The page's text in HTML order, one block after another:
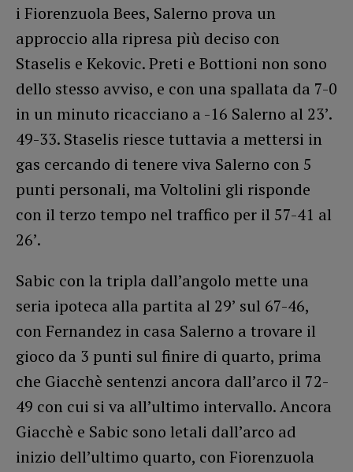
i Fiorenzuola Bees, Salerno prova un
approccio alla ripresa più deciso con
Staselis e Kekovic. Preti e Bottioni non sono
dello stesso avviso, e con una spallata da 7-0
in un minuto ricacciano a -16 Salerno al 23’.
49-33. Staselis riesce tuttavia a mettersi in
gas cercando di tenere viva Salerno con 5
punti personali, ma Voltolini gli risponde
con il terzo tempo nel traffico per il 57-41 al
26’.
Sabic con la tripla dall’angolo mette una
seria ipoteca alla partita al 29’ sul 67-46,
con Fernandez in casa Salerno a trovare il
gioco da 3 punti sul finire di quarto, prima
che Giacchè sentenzi ancora dall’arco il 72-
49 con cui si va all’ultimo intervallo. Ancora
Giacchè e Sabic sono letali dall’arco ad
inizio dell’ultimo quarto, con Fiorenzuola